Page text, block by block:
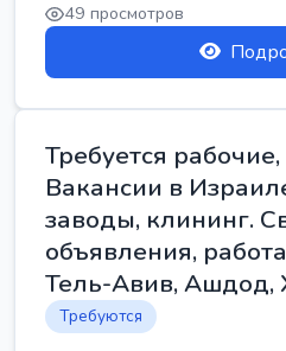
49 просмотров
Требуется
Вакансии в
заводы, клининг.
объявления,
Тель-Авив, Ашдод,
Требуются